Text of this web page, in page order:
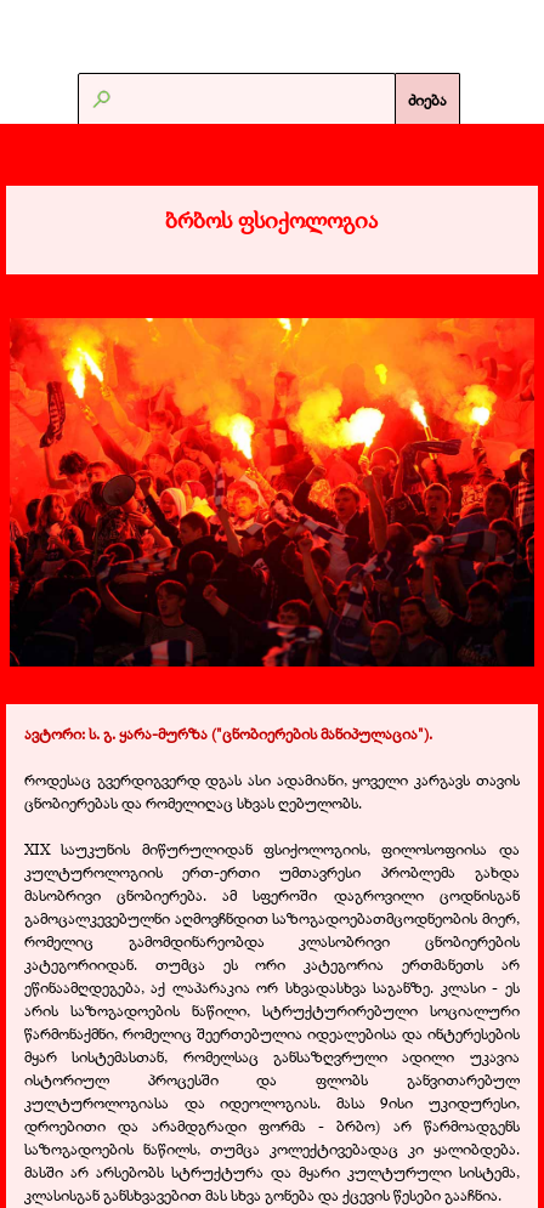
ძიება
ბრბოს ფსიქოლოგია
ავტორი: ს. გ. ყარა-მურზა ("ცნობიერების მანიპულაცია").
როდესაც გვერდიგვერდ დგას ასი ადამიანი, ყოველი კარგავს თავის
ცნობიერებას და რომელიღაც სხვას ღებულობს.
XIX საუკუნის მიწურულიდან ფსიქოლოგიის, ფილოსოფიისა და
კულტუროლოგიის ერთ-ერთი უმთავრესი პრობლემა გახდა
მასობრივი ცნობიერება. ამ სფეროში დაგროვილი ცოდნისგან
გამოცალკევებულნი აღმოვჩნდით საზოგადოებათმცოდნეობის მიერ,
რომელიც გამომდინარეობდა კლასობრივი ცნობიერების
კატეგორიიდან. თუმცა ეს ორი კატეგორია ერთმანეთს არ
ეწინაამღდეგება, აქ ლაპარაკია ორ სხვადასხვა საგანზე. კლასი - ეს
არის საზოგადოების ნაწილი, სტრუქტურირებული სოციალური
წარმონაქმნი, რომელიც შეერთებულია იდეალებისა და ინტერესების
მყარ სისტემასთან, რომელსაც განსაზღვრული ადილი უკავია
ისტორიულ პროცესში და ფლობს განვითარებულ
კულტუროლოგიასა და იდეოლოგიას. მასა 9ისი უკიდურესი,
დროებითი და არამდგრადი ფორმა - ბრბო) არ წარმოადგენს
საზოგადოების ნაწილს, თუმცა კოლექტივებადაც კი ყალიბდება.
მასში არ არსებობს სტრუქტურა და მყარი კულტურული სისტემა,
კლასისგან განსხვავებით მას სხვა გონება და ქცევის წესები გააჩნია.